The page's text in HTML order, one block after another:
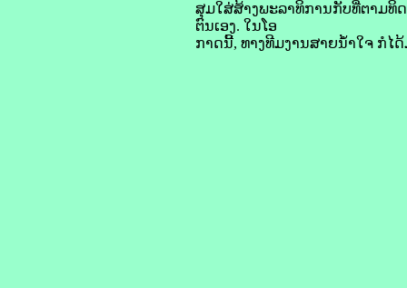
ສຸມໃສ່ສ້າງພະລາທິການກັບທີ່ຕາມທິດ
ຕົນເອງ. ໃນໂອ
ກາດນີ້, ທາງທີມງານສາຍນ້ຳໃຈ ກໍ